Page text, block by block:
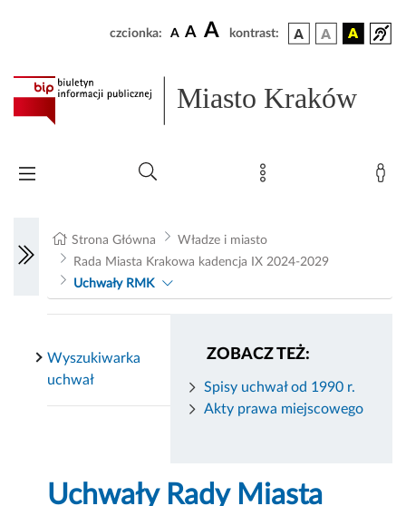
czcionka: A A A kontrast:
Miasto Kraków
Strona Główna
Władze i miasto
Rada Miasta Krakowa kadencja IX 2024-2029
Uchwały RMK
ZOBACZ TEŻ:
Spisy uchwał od 1990 r.
Akty prawa miejscowego
Wyszukiwarka
uchwał
Uchwały Rady Miasta